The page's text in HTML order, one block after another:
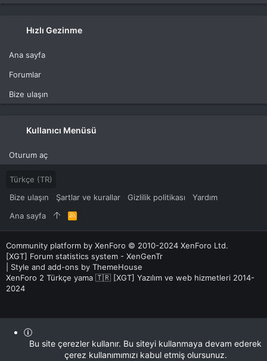
Hızlı Gezinme
Ana sayfa
Forumlar
Bize ulaşın
Kullanıcı Menüsü
Oturum aç
Türkçe (TR)
Bize ulaşın
Şartlar ve kurallar Gizlilik politikası
Yardım
Ana sayfa
R
S
S
Community platform by XenForo © 2010-2024 XenForo Ltd.
[XGT] Forum statistics system - XenGenTr
Style and add-ons by ThemeHouse
XenForo 2 Türkçe yama 🇹🇷 [XGT] Yazılım ve web hizmetleri 2014-
2024
Bu site çerezler kullanır. Bu siteyi kullanmaya devam ederek
çerez kullanımımızı kabul etmiş olursunuz.